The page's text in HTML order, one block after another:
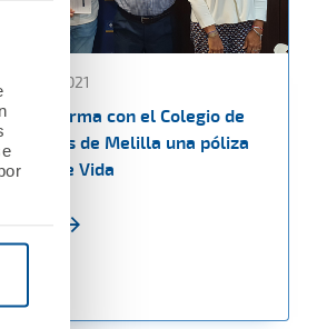
2021
Vida firma con el Colegio de
de Melilla una póliza
de Vida